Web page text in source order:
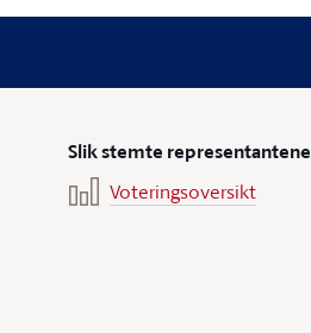
Slik stemte representantene
Voteringsoversikt